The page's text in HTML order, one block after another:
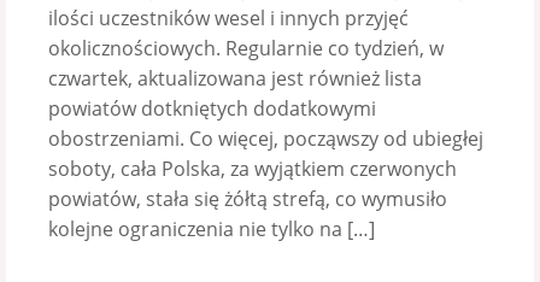
ilości uczestników wesel i innych przyjęć
okolicznościowych. Regularnie co tydzień, w
czwartek, aktualizowana jest również lista
powiatów dotkniętych dodatkowymi
obostrzeniami. Co więcej, począwszy od ubiegłej
soboty, cała Polska, za wyjątkiem czerwonych
powiatów, stała się żółtą strefą, co wymusiło
kolejne ograniczenia nie tylko na […]